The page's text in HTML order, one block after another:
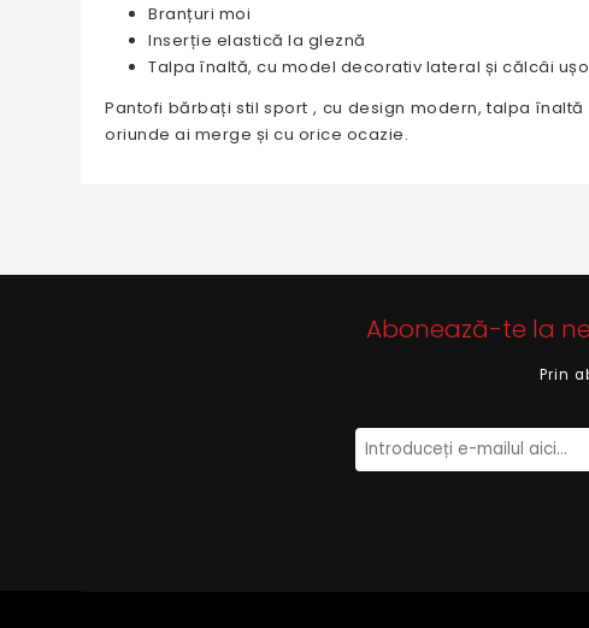
Branțuri moi
Inserție elastică la gleznă
Talpa înaltă, cu model decorativ lateral și călcâi
Pantofi bărbați stil sport , cu design modern, talpa
oriunde ai merge și cu orice ocazie.
Abonează-te la
Prin